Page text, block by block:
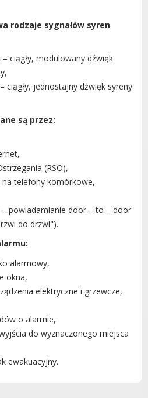
w Poznaniu
Wsi i Rolnictwa
Nauk
Narodowy
Rolnictwa i
Wodne
wydziały i sprawy
rodzaje sygnałów syren
– ciągły, modulowany dźwięk
– ciągły, jednostajny dźwięk syreny
są przez:
(RSO),
na telefony komórkowe,
powiadamianie door – to – door
do drzwi").
alarmowy,
okna,
elektryczne i grzewcze,
o alarmie,
do wyznaczonego miejsca
ewakuacyjny.